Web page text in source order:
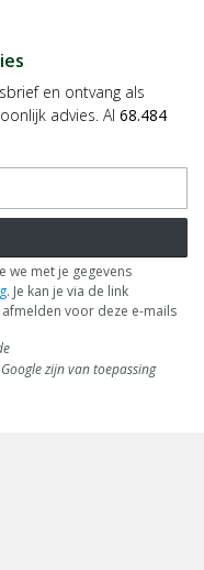
en ontvang als
advies. Al 68.484
we met je gegevens
. Je kan je via de link
voor deze e-mails
zijn van toepassing